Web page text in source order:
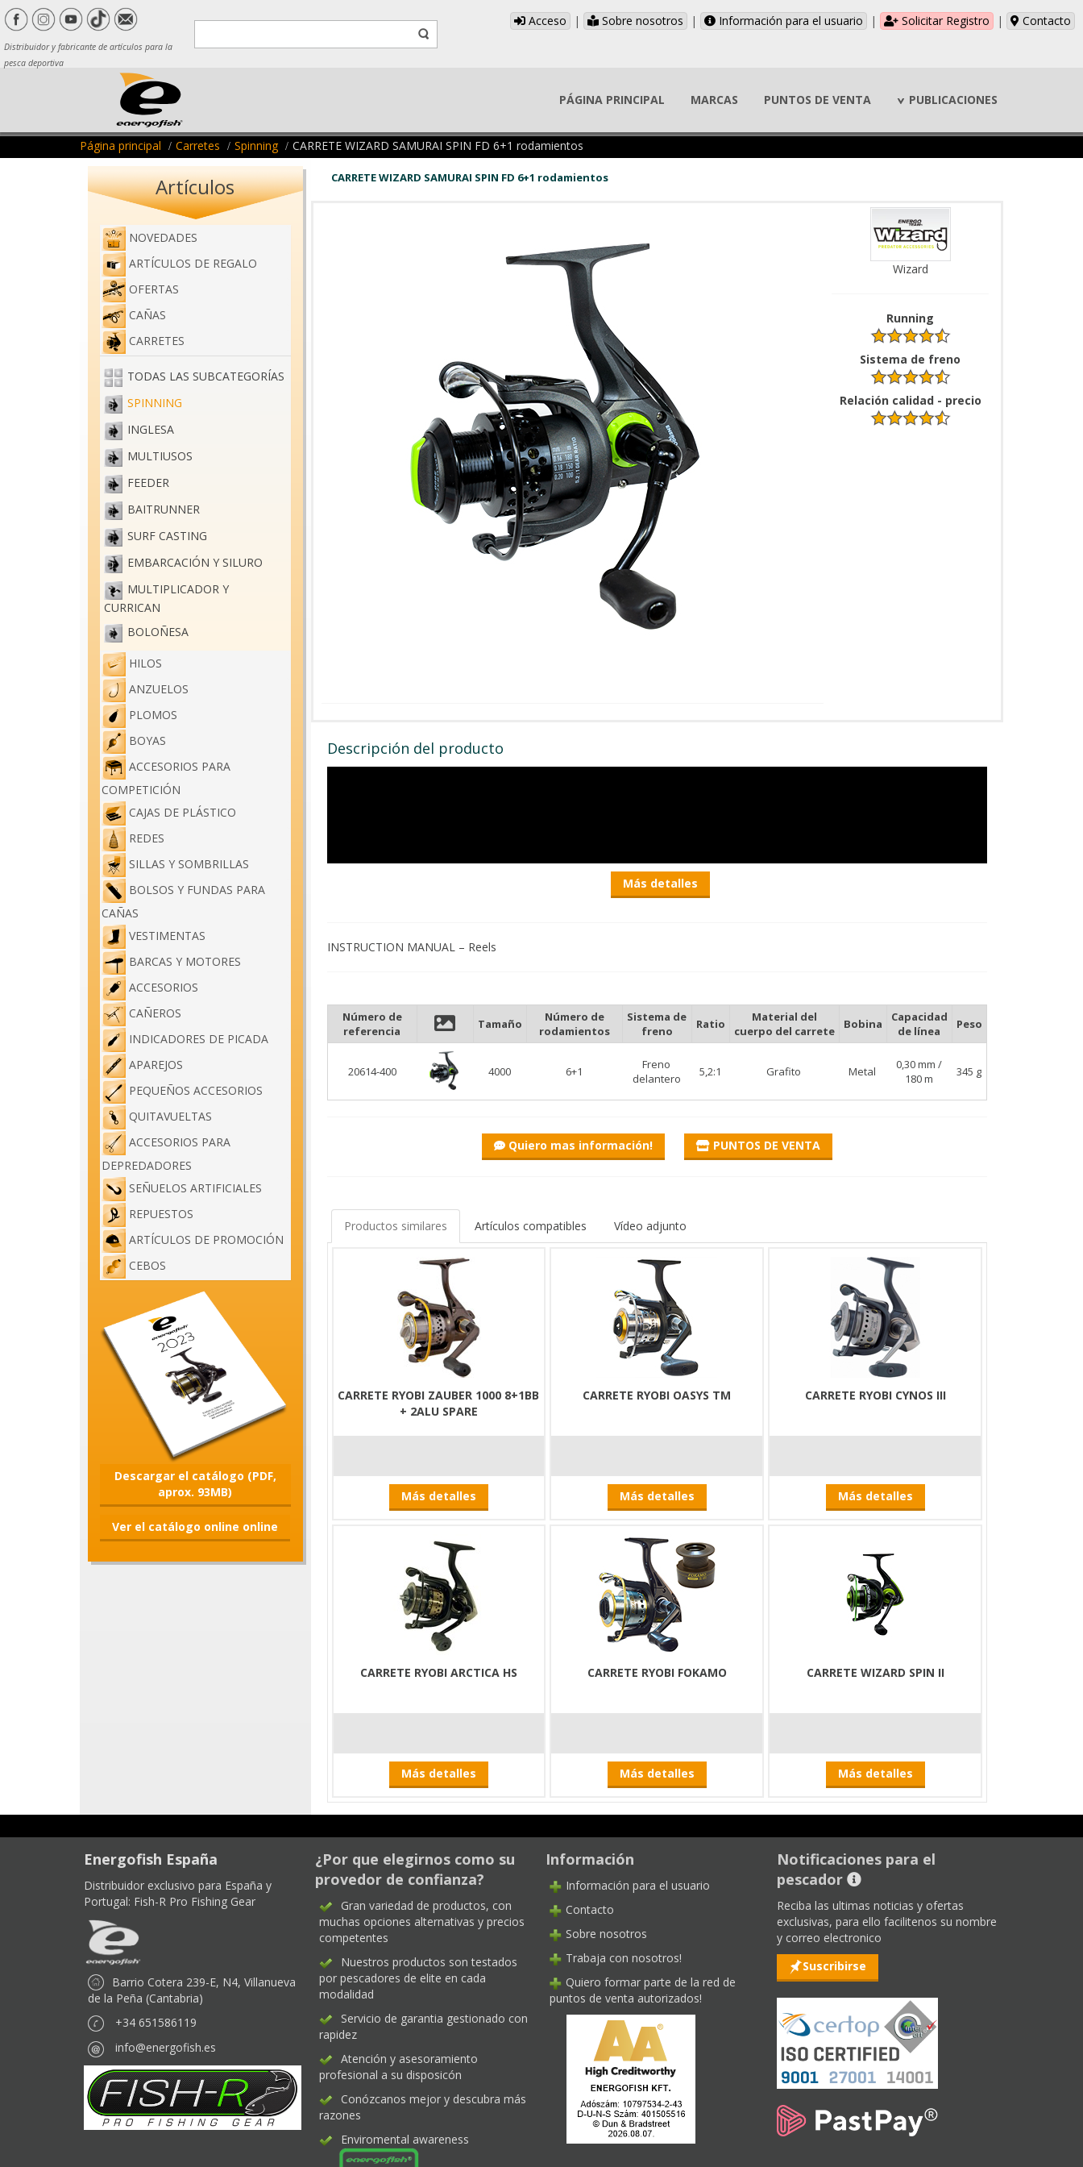
Distribuidor y fabricante de artículos para la
pesca deportiva
Acceso | Sobre nosotros | Información para el usuario | Solicitar Registro | Contacto
PÁGINA PRINCIPAL MARCAS PUNTOS DE VENTA PUBLICACIONES
Página principal Carretes Spinning CARRETE WIZARD SAMURAI SPIN FD 6+1 rodamientos
Artículos
NOVEDADES
ARTÍCULOS DE REGALO
OFERTAS
CAÑAS
CARRETES
TODAS LAS SUBCATEGORÍAS
SPINNING
INGLESA
MULTIUSOS
FEEDER
BAITRUNNER
SURF CASTING
EMBARCACIÓN Y SILURO
MULTIPLICADOR Y
CURRICAN
BOLOÑESA
HILOS
ANZUELOS
PLOMOS
BOYAS
ACCESORIOS PARA
COMPETICIÓN
CAJAS DE PLÁSTICO
REDES
SILLAS Y SOMBRILLAS
BOLSOS Y FUNDAS PARA
CAÑAS
VESTIMENTAS
BARCAS Y MOTORES
ACCESORIOS
CAÑEROS
INDICADORES DE PICADA
APAREJOS
PEQUEÑOS ACCESORIOS
QUITAVUELTAS
ACCESORIOS PARA
DEPREDADORES
SEÑUELOS ARTIFICIALES
REPUESTOS
ARTÍCULOS DE PROMOCIÓN
CEBOS
Descargar el catálogo (PDF,
aprox. 93MB)
Ver el catálogo online online
CARRETE WIZARD SAMURAI SPIN FD 6+1 rodamientos
Wizard
Running
Sistema de freno
Relación calidad - precio
Descripción del producto
Wizard Samurai Spin spinning reel
The product has a graphite body and is equipped with a lightweight aluminum spool. You can't complain about its appearance,
it has received catchy neon green style elements that match the series. The precise, non-sticking front brake facilitates
successful pumping. Easy running is guaranteed by 6+1 bearings.
In addition to the aluminum spool, the crank is also made of metal, and the handle provides a comfortable grip, even after
hundreds of casts, which is not a negligible factor for a spinning reel.
Available in 2 sizes.
The 2000 size with a thinner braid is the favourite of light spinners, and the 4000 is the favourite of medium spinners.
Super-looking product recommended for both beginners and more experienced anglers.
Más detalles
INSTRUCTION MANUAL – Reels
Número de
referencia
Tamaño
Número de
rodamientos
Sistema de
freno
Ratio
Material del
cuerpo del carrete
Bobina
Capacidad
de línea
Peso
20614-400 4000 6+1
Freno
delantero
5,2:1 Grafito Metal
0,30 mm /
180 m
345 g
Quiero mas información! PUNTOS DE VENTA
Productos similares Artículos compatibles Vídeo adjunto
CARRETE RYOBI ZAUBER 1000 8+1BB
+ 2ALU SPARE
Más detalles
CARRETE RYOBI OASYS TM
Más detalles
CARRETE RYOBI CYNOS III
Más detalles
CARRETE RYOBI ARCTICA HS
Más detalles
CARRETE RYOBI FOKAMO
Más detalles
CARRETE WIZARD SPIN II
Más detalles
Energofish España
Distribuidor exclusivo para España y
Portugal: Fish-R Pro Fishing Gear
Barrio Cotera 239-E, N4, Villanueva
de la Peña (Cantabria)
+34 651586119
info@energofish.es
¿Por que elegirnos como su
provedor de confianza?
Gran variedad de productos, con
muchas opciones alternativas y precios
competentes
Nuestros productos son testados
por pescadores de elite en cada
modalidad
Servicio de garantia gestionado con
rapidez
Atención y asesoramiento
profesional a su disposicón
Conózcanos mejor y descubra más
razones
Enviromental awareness
Información
Información para el usuario
Contacto
Sobre nosotros
Trabaja con nosotros!
Quiero formar parte de la red de
puntos de venta autorizados!
Notificaciones para el
pescador
Reciba las ultimas noticias y ofertas
exclusivas, para ello facilitenos su nombre
y correo electronico
Suscribirse